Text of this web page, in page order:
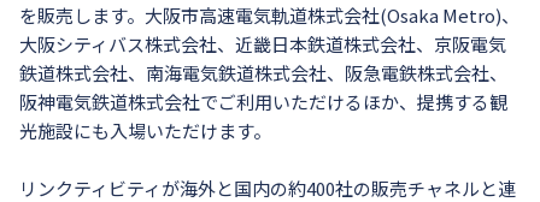
を販売します。大阪市高速電気軌道株式会社(Osaka Metro)、
大阪シティバス株式会社、近畿日本鉄道株式会社、京阪電気
鉄道株式会社、南海電気鉄道株式会社、阪急電鉄株式会社、
阪神電気鉄道株式会社でご利用いただけるほか、提携する観
光施設にも入場いただけます。
リンクティビティが海外と国内の約400社の販売チャネルと連